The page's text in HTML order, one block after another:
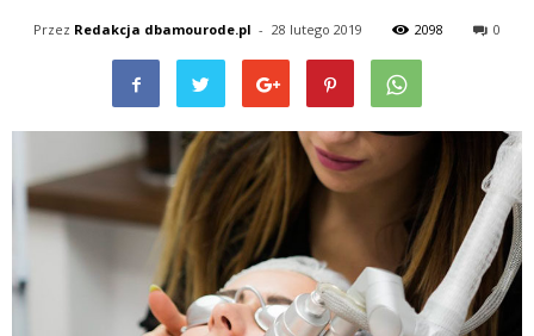
Przez Redakcja dbamourode.pl - 28 lutego 2019 2098 0